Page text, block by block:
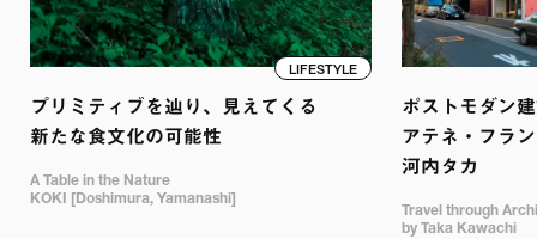
LIFESTYLE
プリミティブを辿り、見えてくる
新たな食文化の可能性
A Table in the Nature
KOKI [Doshimura, Yamanashi]
ポストモダン
アテネ・フラ
河内タカ
Travel through
by Taka Kawachi